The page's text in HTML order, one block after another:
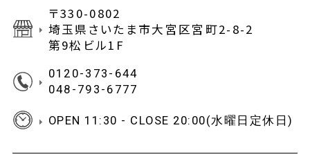
〒330-0802
埼玉県さいたま市大宮区宮町2-8-2
第9松ビル1F
0120-373-644
048-793-6777
OPEN 11:30 - CLOSE 20:00(水曜日定休日)